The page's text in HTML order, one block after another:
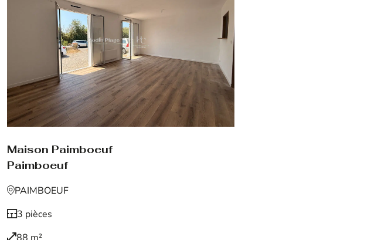
Maison Paimboeuf
Paimboeuf
PAIMBOEUF
3 pièces